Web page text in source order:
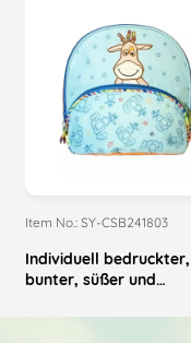
Item No.: SY-CSB241803
Individuell bedruckter,
bunter, süßer und